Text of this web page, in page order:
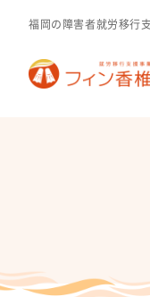
福岡の障害者就労移行